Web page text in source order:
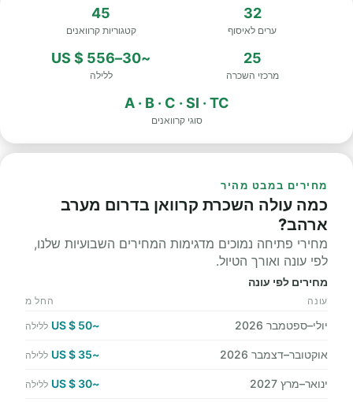
32
ערים לאיסוף
45
קטגוריות קרוואנים
25
מרכזי השכרה
~30–556 $ US
ללילה
A · B · C · SI · TC
סוגי קרוואנים
מחירים במבט מהיר
כמה עולה השכרת קרוואן בדרום מערב
ארהב?
מחירי פתיחה נמוכים מדגימות המחירים השבועיות שלנו,
לפי עונה ואורך הטיול.
מחירים לפי עונה
עונה החל מ
יולי–ספטמבר 2026 ~50 $ US ללילה
אוקטובר–דצמבר 2026 ~35 $ US ללילה
ינואר–מרץ 2027 ~30 $ US ללילה